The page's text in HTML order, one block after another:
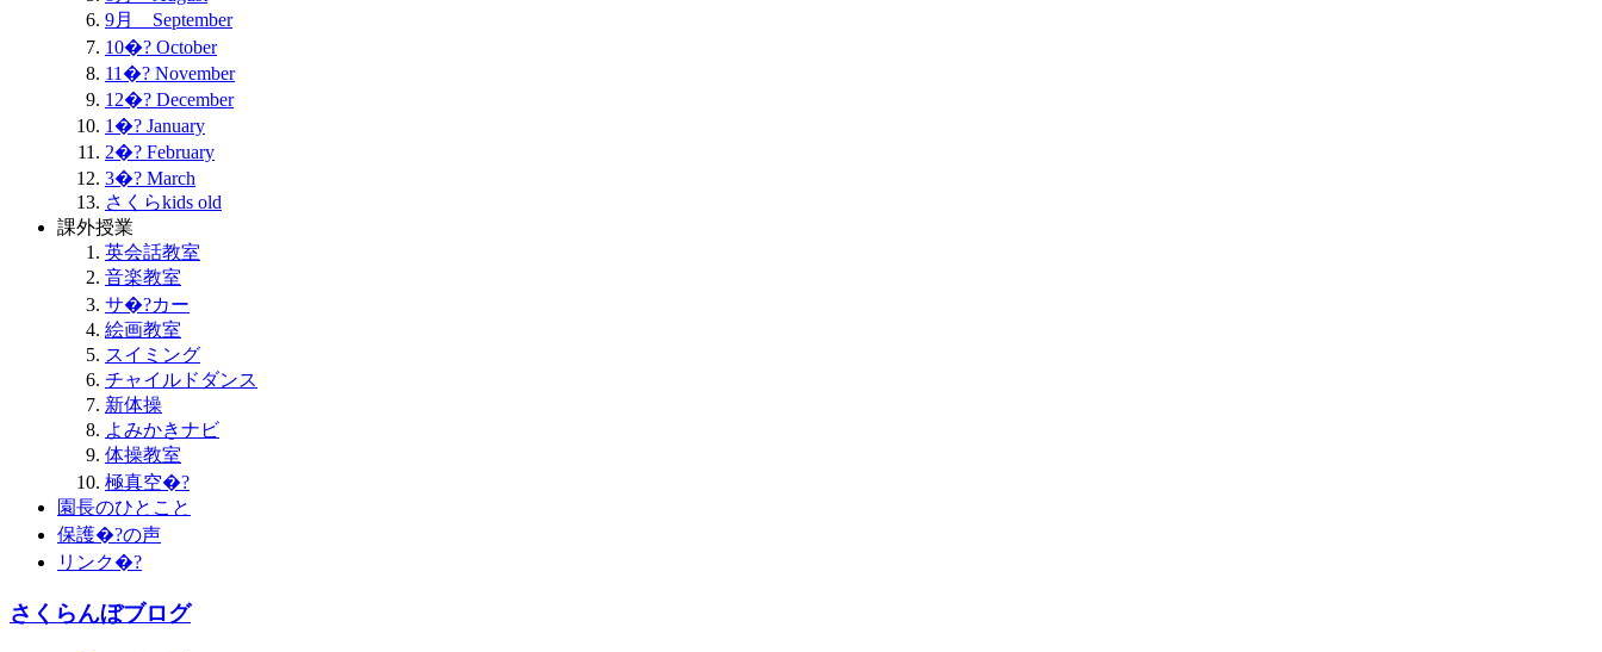
9月 September
10�? October
11�? November
12�? December
1�? January
2�? February
3�? March
さくらkids old
課外授業
英会話教室
音楽教室
サ�?カー
絵画教室
スイミング
チャイルドダンス
新体操
よみかきナビ
体操教室
極真空�?
園長のひとこと
保護�?の声
リンク�?
さくらんぼブログ